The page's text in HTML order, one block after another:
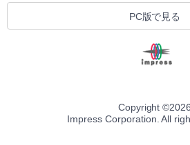
PC版で見る
Copyright ©2026
Impress Corporation. All